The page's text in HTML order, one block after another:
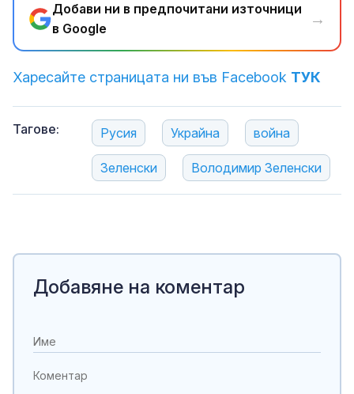
Добави ни в предпочитани източници
в Google
→
Харесайте страницата ни във Facebook ТУК
Тагове: Русия Украйна война
Зеленски Володимир Зеленски
Добавяне на коментар